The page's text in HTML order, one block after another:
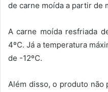
de carne moída a partir de
A carne moída resfriada
4ºC. Já a temperatura
de -12ºC.
Além disso, o produto não